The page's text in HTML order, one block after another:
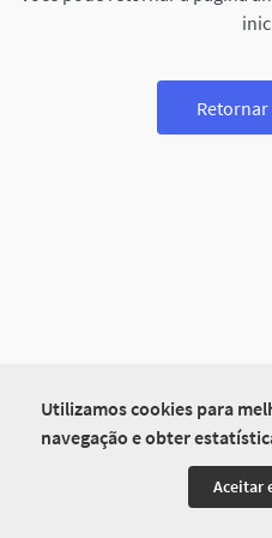
Utilizamos cookies para
navegação e obter
Aceitar